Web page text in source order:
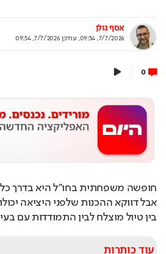
אסף גולן
7/7/2026, 09:54
, עודכן 7/7/2026, 09:54
0
בין טיול מוצלח לבין התמודדות עם
עוד כותרות